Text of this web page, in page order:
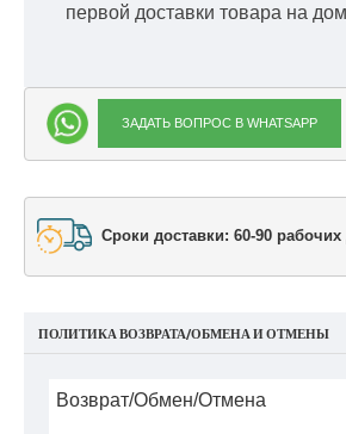
первой доставки товара на дом
ЗАДАТЬ ВОПРОС В WHATSAPP
Сроки доставки: 60-90 рабочих
ПОЛИТИКА ВОЗВРАТА/ОБМЕНА И ОТМЕНЫ
Возврат/Обмен/Отмена